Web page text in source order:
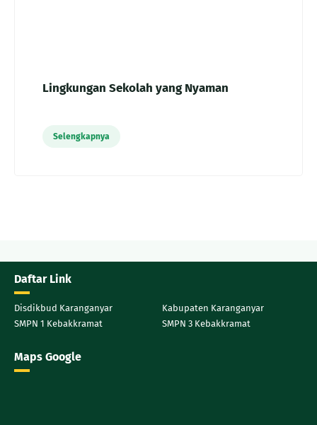
Lingkungan Sekolah yang Nyaman
Selengkapnya
Daftar Link
Disdikbud Karanganyar
Kabupaten Karanganyar
SMPN 1 Kebakkramat
SMPN 3 Kebakkramat
Maps Google